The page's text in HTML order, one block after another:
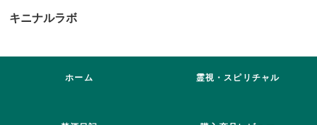
キニナルラボ
ホーム 霊視・スピリチャル